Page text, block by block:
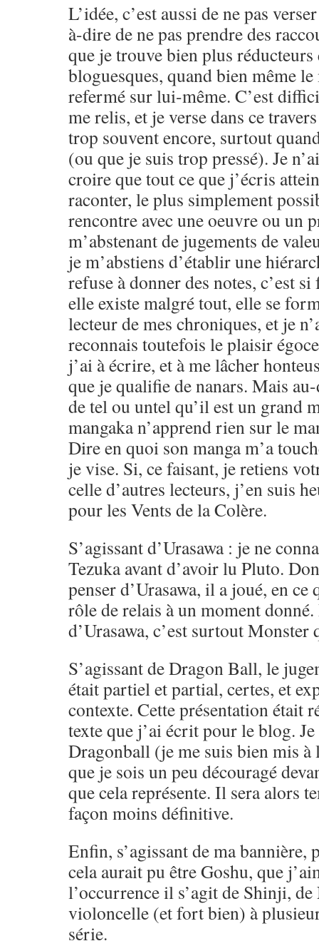
L’idée, c’est aussi de ne pas
à-dire de ne pas prendre des
que je trouve bien plus réducteurs
bloguesques, quand bien même
refermé sur lui-même. C’est
me relis, et je verse dans ce
trop souvent encore, surtout
(ou que je suis trop pressé). Je
croire que tout ce que j’écris
raconter, le plus simplement
rencontre avec une oeuvre ou un
m’abstenant de jugements de
je m’abstiens d’établir une
refuse à donner des notes, c’est
elle existe malgré tout, elle se
lecteur de mes chroniques, et je
reconnais toutefois le plaisir
j’ai à écrire, et à me lâcher
que je qualifie de nanars. Mais
de tel ou untel qu’il est un grand
mangaka n’apprend rien sur le
Dire en quoi son manga m’a
je vise. Si, ce faisant, je retiens
celle d’autres lecteurs, j’en suis
pour les Vents de la Colère.
S’agissant d’Urasawa : je ne
Tezuka avant d’avoir lu Pluto.
penser d’Urasawa, il a joué, en
rôle de relais à un moment
d’Urasawa, c’est surtout Monster
S’agissant de Dragon Ball, le
était partiel et partial, certes, et
contexte. Cette présentation était
texte que j’ai écrit pour le blog.
Dragonball (je me suis bien mis
que je sois un peu découragé
que cela représente. Il sera alors
façon moins définitive.
Enfin, s’agissant de ma
cela aurait pu être Goshu, que
l’occurrence il s’agit de Shinji,
violoncelle (et fort bien) à
série.